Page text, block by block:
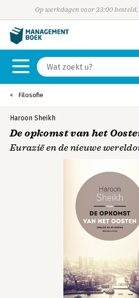
Op werkdagen voor 23:00
Filosofie
Haroon Sheikh
De opkomst van het
Eurazië en de nieuwe